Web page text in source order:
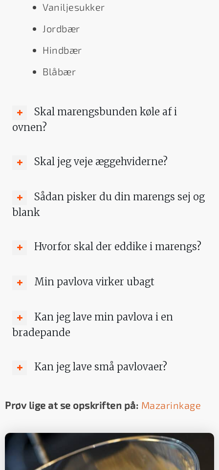
Vaniljesukker
Jordbær
Hindbær
Blåbær
Skal marengsbunden køle af i
ovnen?
Skal jeg veje æggehviderne?
Sådan pisker du din marengs sej og
blank
Hvorfor skal der eddike i marengs?
Min pavlova virker ubagt
Kan jeg lave min pavlova i en
bradepande
Kan jeg lave små pavlovaer?
Prøv lige at se opskriften på: Mazarinkage